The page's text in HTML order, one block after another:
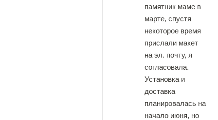
памятник маме в
марте, спустя
некоторое время
прислали макет
на эл. почту, я
согласовала.
Установка и
доставка
планировалась на
начало июня, но